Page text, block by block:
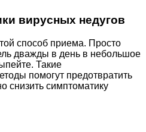
вирусных недугов
способ приема. Просто
дважды в день в небольшое
Такие
помогут предотвратить
снизить симптоматику